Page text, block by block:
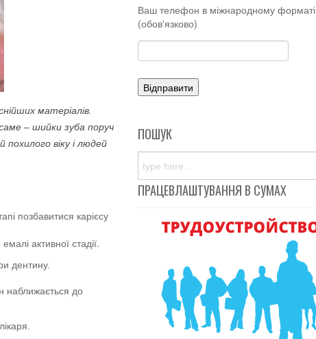
матеріалів.
– шийки зуба поруч
віку і людей
позбавитися карієсу
активної стадії.
дентину.
наближається до
Ваш телефон в міжнародному форматі
(обов'язково)
ПОШУК
ПРАЦЕВЛАШТУВАННЯ В СУМАХ